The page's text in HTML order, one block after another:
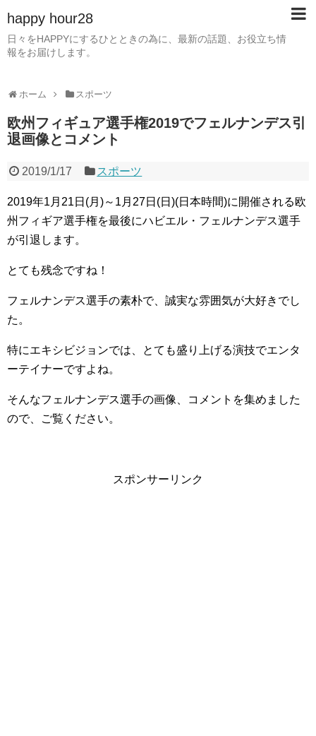
happy hour28
日々をHAPPYにするひとときの為に、最新の話題、お役立ち情
報をお届けします。
ホーム スポーツ
欧州フィギュア選手権2019でフェルナンデス引
退画像とコメント
2019/1/17 スポーツ
2019年1月21日(月)～1月27日(日)(日本時間)に開催される欧
州フィギア選手権を最後にハビエル・フェルナンデス選手
が引退します。
とても残念ですね！
フェルナンデス選手の素朴で、誠実な雰囲気が大好きでし
た。
特にエキシビジョンでは、とても盛り上げる演技でエンタ
ーテイナーですよね。
そんなフェルナンデス選手の画像、コメントを集めました
ので、ご覧ください。
スポンサーリンク